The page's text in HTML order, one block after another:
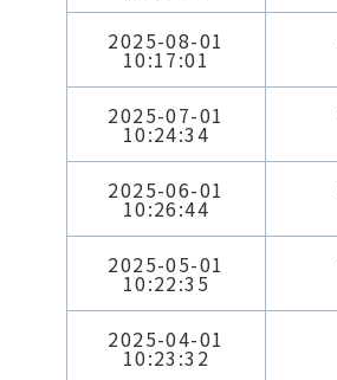
2025-08-01
10:17:01
2025-07-01
10:24:34
2025-06-01
10:26:44
2025-05-01
10:22:35
2025-04-01
10:23:32